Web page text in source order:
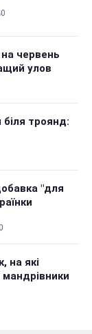
червень
улов
троянд:
"для
на які